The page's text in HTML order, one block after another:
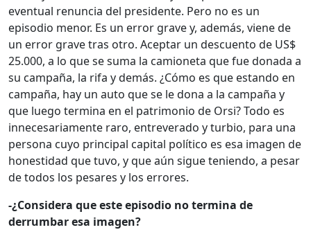
eventual renuncia del presidente. Pero no es un
episodio menor. Es un error grave y, además, viene de
un error grave tras otro. Aceptar un descuento de US$
25.000, a lo que se suma la camioneta que fue donada a
su campaña, la rifa y demás. ¿Cómo es que estando en
campaña, hay un auto que se le dona a la campaña y
que luego termina en el patrimonio de Orsi? Todo es
innecesariamente raro, entreverado y turbio, para una
persona cuyo principal capital político es esa imagen de
honestidad que tuvo, y que aún sigue teniendo, a pesar
de todos los pesares y los errores.
-¿Considera que este episodio no termina de
derrumbar esa imagen?